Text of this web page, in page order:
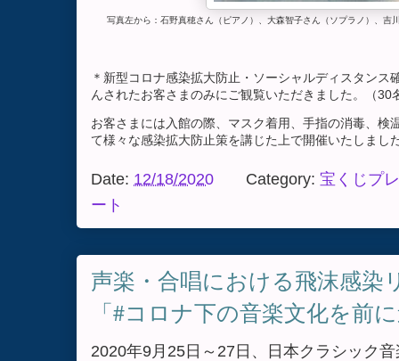
写真左から：石野真穂さん（ピアノ）、大森智子さん（ソプラノ）、吉
＊新型コロナ感染拡大防止・ソーシャルディスタン
んされたお客さまのみにご観覧いただきました。（30
お客さまには入館の際、マスク着用、手指の消毒、検
て様々な感染拡大防止策を講じた上で開催いたしまし
Date: 12/18/2020 Category: 宝くじプ
ート
声楽・合唱における飛沫感染
「#コロナ下の音楽文化を前
2020年9月25日～27日、日本クラシック